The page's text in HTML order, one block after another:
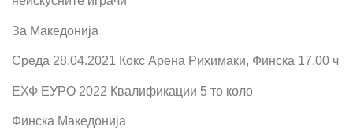
За Македонија
Среда 28.04.2021 Кокс Арена Рихимаки, Финска 17.00 ч
ЕХФ ЕУРО 2022 Квалификации 5 то коло
Финска Македонија